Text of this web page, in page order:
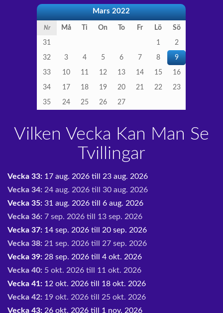
Mars 2022
Nr Må Ti On To Fr Lö Sö
31 1 2
32 3 4 5 6 7 8 9
33 10 11 12 13 14 15 16
34 17 18 19 20 21 22 23
35 24 25 26 27
Vilken Vecka Kan Man Se
Tvillingar
Vecka 33: 17 aug. 2026 till 23 aug. 2026
Vecka 34: 24 aug. 2026 till 30 aug. 2026
Vecka 35: 31 aug. 2026 till 6 aug. 2026
Vecka 36: 7 sep. 2026 till 13 sep. 2026
Vecka 37: 14 sep. 2026 till 20 sep. 2026
Vecka 38: 21 sep. 2026 till 27 sep. 2026
Vecka 39: 28 sep. 2026 till 4 okt. 2026
Vecka 40: 5 okt. 2026 till 11 okt. 2026
Vecka 41: 12 okt. 2026 till 18 okt. 2026
Vecka 42: 19 okt. 2026 till 25 okt. 2026
Vecka 43: 26 okt. 2026 till 1 nov. 2026